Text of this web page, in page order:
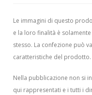
Le immagini di questo
e la loro finalità è
stesso. La confezione può
caratteristiche del prodotto.
Nella pubblicazione non si
qui rappresentati e i tutti i